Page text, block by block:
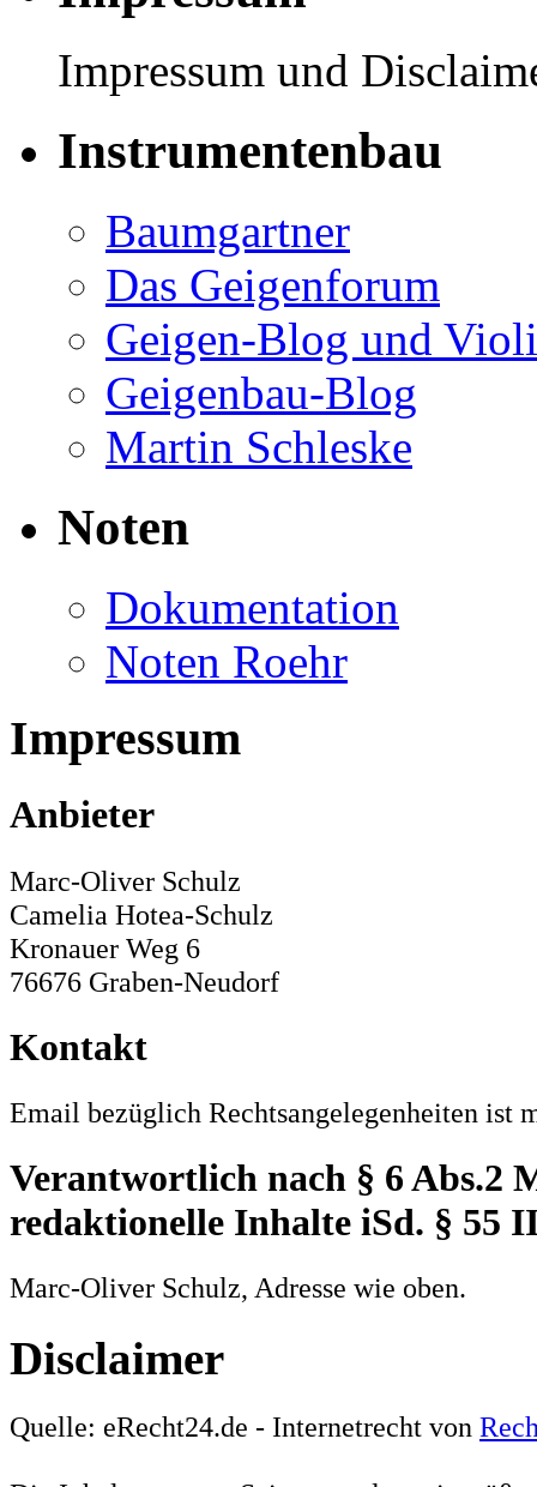
Impressum und
Instrumentenbau
Baumgartner
Das Geigenforum
Geigen-Blog und
Geigenbau-Blog
Martin Schleske
Noten
Dokumentation
Noten Roehr
Impressum
Anbieter
Marc-Oliver Schulz
Camelia Hotea-Schulz
Kronauer Weg 6
76676 Graben-Neudorf
Kontakt
Email bezüglich Rechtsangelegenheiten ist
Verantwortlich nach § 6 Abs.2
redaktionelle Inhalte iSd. § 55
Marc-Oliver Schulz, Adresse wie oben.
Disclaimer
Quelle: eRecht24.de - Internetrecht von